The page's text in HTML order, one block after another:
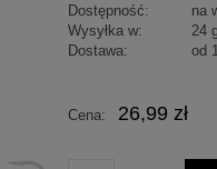
Dostępność:
na
Wysyłka w:
24
Dostawa:
od
płatności
Cena: 26,99 zł